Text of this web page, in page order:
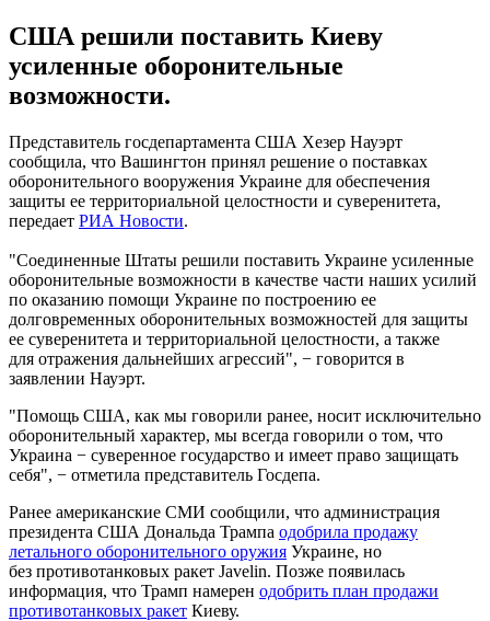
США решили поставить Киеву
усиленные оборонительные
возможности.
Представитель госдепартамента США Хезер Науэрт
сообщила, что Вашингтон принял решение о поставках
оборонительного вооружения Украине для обеспечения
защиты ее территориальной целостности и суверенитета,
передает РИА Новости.
"Соединенные Штаты решили поставить Украине усиленные
оборонительные возможности в качестве части наших усилий
по оказанию помощи Украине по построению ее
долговременных оборонительных возможностей для защиты
ее суверенитета и территориальной целостности, а также
для отражения дальнейших агрессий", − говорится в
заявлении Науэрт.
"Помощь США, как мы говорили ранее, носит исключительно
оборонительный характер, мы всегда говорили о том, что
Украина − суверенное государство и имеет право защищать
себя", − отметила представитель Госдепа.
Ранее американские СМИ сообщили, что администрация
президента США Дональда Трампа одобрила продажу
летального оборонительного оружия Украине, но
без противотанковых ракет Javelin. Позже появилась
информация, что Трамп намерен одобрить план продажи
противотанковых ракет Киеву.